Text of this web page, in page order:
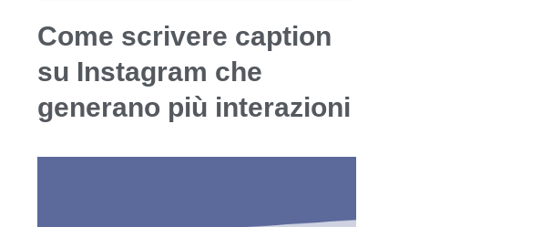
Come scrivere caption
su Instagram che
generano più interazioni